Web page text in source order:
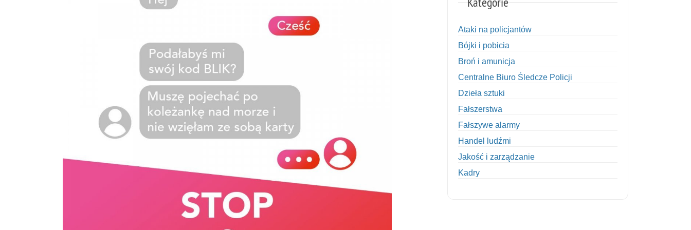
Ataki na policjantów
Bójki i pobicia
Broń i amunicja
Centralne Biuro Śledcze Policji
Dzieła sztuki
Fałszerstwa
Fałszywe alarmy
Handel ludźmi
Jakość i zarządzanie
Kadry